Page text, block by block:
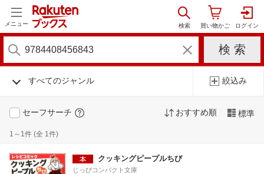
メニュー
すべてのジャンル 絞込み
セーフサーチ おすすめ順 標準
1～1件 (全 1件)
クッキングピープルちび
じっぴコンパクト文庫